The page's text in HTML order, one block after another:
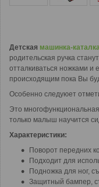
Детская машинка-
родительская ручка
отталкиваться ножками и
происходящим пока Вы
Особенно следуюет
Это
только малыш научится
Характеристики:
Поворот передних
Подходит для
Подножка для ног,
Защитный бампер,